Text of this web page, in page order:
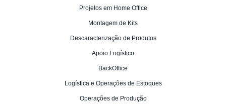
Projetos em Home Office
Montagem de Kits
Descaracterização de Produtos
Apoio Logístico
BackOffice
Logística e Operações de Estoques
Operações de Produção